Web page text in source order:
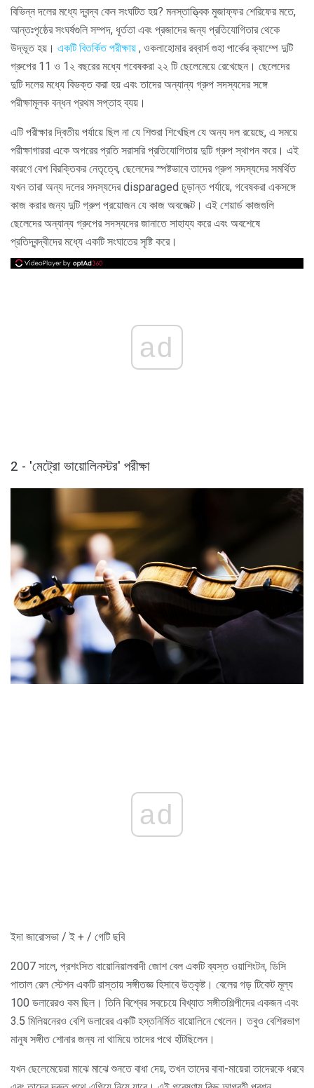
বিভিন্ন দলের মধ্যে দ্বন্দ্ব কেন সংঘটিত হয়? মনস্তাত্ত্বিক মুজাফ্ফর শেরিফের মতে,
আন্তঃপৃষ্ঠের সংঘর্ষগুলি সম্পদ, ধূর্ততা এবং প্রজাদের জন্য প্রতিযোগিতার থেকে
উদ্ভূত হয়। একটি বিতর্কিত পরীক্ষায় , ওকলাহোমার রব্বার্স গুহা পার্কের ক্যাম্পে দুটি
গ্রুপের 11 ও 1২ বছরের মধ্যে গবেষকরা ২২ টি ছেলেমেয়ে রেখেছেন। ছেলেদের
দুটি দলের মধ্যে বিভক্ত করা হয় এবং তাদের অন্যান্য গ্রুপ সদস্যদের সঙ্গে
পরীক্ষামূলক বন্ধন প্রথম সপ্তাহ ব্যয়।
এটি পরীক্ষার দ্বিতীয় পর্যায়ে ছিল না যে শিশুরা শিখেছিল যে অন্য দল রয়েছে, এ সময়ে
পরীক্ষাগাররা একে অপরের প্রতি সরাসরি প্রতিযোগিতায় দুটি গ্রুপ স্থাপন করে। এই
কারণে বেশ বিরক্তিকর নেতৃত্বে, ছেলেদের স্পষ্টভাবে তাদের গ্রুপ সদস্যদের সমর্থিত
যখন তারা অন্য দলের সদস্যদের disparaged চূড়ান্ত পর্যায়ে, গবেষকরা একসঙ্গে
কাজ করার জন্য দুটি গ্রুপ প্রয়োজন যে কাজ অবজেক্ট। এই শেয়ার্ড কাজগুলি
ছেলেদের অন্যান্য গ্রুপের সদস্যদের জানাতে সাহায্য করে এবং অবশেষে
প্রতিদ্বন্দ্বীদের মধ্যে একটি সংঘাতের সৃষ্টি করে।
ad
2 - 'মেট্রো ভায়োলিনস্টর' পরীক্ষা
ad
ইদা জারোসভা / ই + / গেটি ছবি
2007 সালে, প্রশংসিত বায়োনিয়ালবাদী জোশ বেল একটি ব্যস্ত ওয়াশিংটন, ডিসি
পাতাল রেল স্টেশন একটি রাস্তায় সঙ্গীতজ্ঞ হিসাবে উত্কৃষ্ট। বেলের গড় টিকেট মূল্য
100 ডলারেরও কম ছিল। তিনি বিশ্বের সবচেয়ে বিখ্যাত সঙ্গীতশিল্পীদের একজন এবং
3.5 মিলিয়নেরও বেশি ডলারের একটি হস্তনির্মিত বায়োলিনে খেলেন। তবুও বেশিরভাগ
মানুষ সঙ্গীত শোনার জন্য না থামিয়ে তাদের পথে হাঁটছিলেন।
যখন ছেলেমেয়েরা মাঝে মাঝে শুনতে বাধা দেয়, তখন তাদের বাবা-মায়েরা তাদেরকে ধরবে